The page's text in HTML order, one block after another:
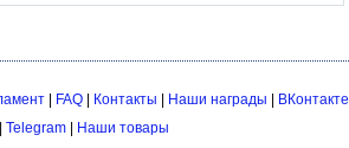
| FAQ| Контакты | Наши награды | ВКонтакте
| Telegram | Наши товары